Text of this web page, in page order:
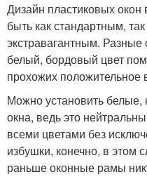
Дизайн пластиковых
быть как стандартным,
экстравагантным. Разные
белый, бордовый цвет
прохожих положительное
Можно установить белые,
окна, ведь это
всеми цветами без
избушки, конечно, в этом
раньше оконные рамы